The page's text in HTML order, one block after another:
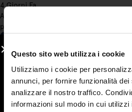
Questo sito web utilizza i cookie
Utilizziamo i cookie per
annunci, per fornire funzionalità
analizzare il nostro traffico.
informazioni sul modo in cui
4 Giorni Fa
Adoro le vostre marmellate
preferita in assoluto,ma anche le
Acquirente verificato
4 Giorni Fa
sono cliente affezionato e ritengo che
del prodotto sia alla base della scelta